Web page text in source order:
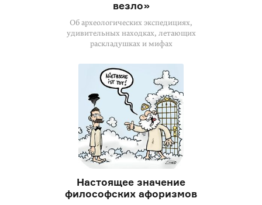
везло»
Об археологических экспедициях,
удивительных находках, летающих
раскладушках и мифах
Настоящее значение
философских афоризмов